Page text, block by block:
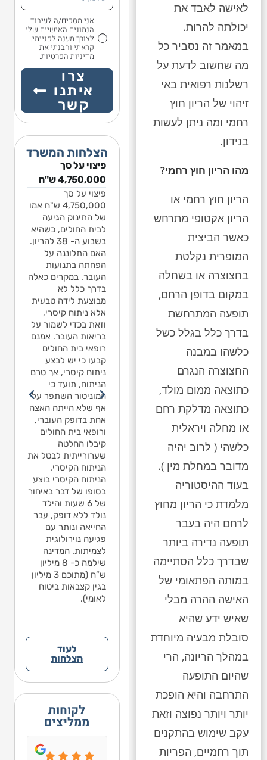
לאישה לאבד את
יכולתה להרות.
במאמר זה נסביר כל
מה שחשוב לדעת על
רשלנות רפואית באי
זיהוי של הריון חוץ
רחמי ומה ניתן לעשות
בנידון.
מהו הריון חוץ רחמי?
הריון חוץ רחמי או
הריון אקטופי מתרחש
כאשר הביצית
המופרית נקלטת
בחצוצרה או בשחלה
במקום בדופן הרחם,
תופעה המתרחשת
בדרך כלל בגלל כשל
כלשהו במבנה
החצוצרה הנגרם
כתוצאה ממום מולד,
כתוצאה מדלקת רחם
או מחלה ויראלית
כלשהי ( לרוב יהיה
מדובר במחלת מין ).
בעוד ההיסטוריה
מלמדת כי הריון מחוץ
לרחם היה בעבר
תופעה נדירה ביותר
שבדרך כלל הסתיימה
במותה הפתאומי של
האישה ההרה מבלי
שאיש ידע שהיא
סובלת מבעיה מיוחדת
במהלך הריונה, הרי
שהיום התופעה
התרחבה והיא הופכת
יותר ויותר נפוצה וזאת
עקב שימוש בהתקנים
תוך רחמיים, הפריות
אני מסכים/ה לעיבוד
הנתונים האישיים שלי
לצורך מענה לפנייתי.
קראתי והבנתי את
מדיניות הפרטיות.
צרו
איתנו
קשר
הצלחות המשרד
פיצוי על סך
חודשים עלה על
מגלשה חצויה בגן
החצי התחתון של
המגלשה היה חסר.
ומיד סבל מפרכוס.
מומחה התביעה טען
כי האפילפסיה נגרמה
למרות שלא נגרם
שבר או דימום מוחי.
לנוירולוגיה מסרו
בהתייעצות פנימית כי
לדעתם אין קשר בין
הנפילה לבין
שלא היה שבר/דימום
מוחי. בישיבת הגישור
עמדתי על משפט
מטעם הנתבעים,
לפניו אינו יכול לקבוע
שנגרמו כתוצאה
מהנפילה. הנתבעים
ג’ נגד ההורים
והאשימו אותם
בנפילה. במסגרת
הפשרה טענות אלה
פיצוי על סך
4,750,000 ש"ח
פיצוי על סך
4,750,000 ש"ח אמו
של התינוק הגיעה
לבית החולים, כשהיא
בשבוע ה- 38 להריון.
האם התלוננה על
הפחתה בתנועות
העובר. במקרים כאלה
בדרך כלל לא
מבוצעת לידה טבעית
אלא ניתוח קיסרי,
וזאת בכדי לשמור על
בריאות העובר. אמנם
רופאי בית החולים
קבעו כי יש לבצע
ניתוח קיסרי, אך טרם
הניתוח, תועד כי
המוניטור השתפר על
אף שלא הייתה האצה
אחת בדופק העוברי,
ורופאי בית החולים
קיבלו החלטה
שערורייתית לבטל את
הניתוח הקיסרי.
הניתוח הקיסרי בוצע
בסופו של דבר באיחור
של 6 שעות והילד
נולד ללא דופק, עבר
החייאה ונותר עם
פגיעה נוירולוגית
לצמיתות. המדינה
שילמה כ- 8 מיליון
ש”ח (מתוכם 3 מיליון
בגין קצבאות ביטוח
לאומי).
ילד בן
מגלשה
לאומי
מאז יש
כי
כתוצאה
מספר
לדעתם
מוחי.
עמדתי
אחד
לפניו
ג’ נגד
לעוד
הצלחות
לקוחות
ממליצים